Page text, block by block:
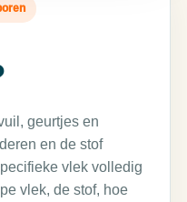
geurtjes en
en de stof
vlek volledig
vlek, de stof, hoe